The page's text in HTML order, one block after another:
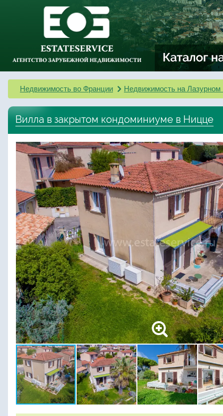
Недвижимость во Франции Недвижимость на Лазурном
Вилла в закрытом кондоминиуме в Ницце